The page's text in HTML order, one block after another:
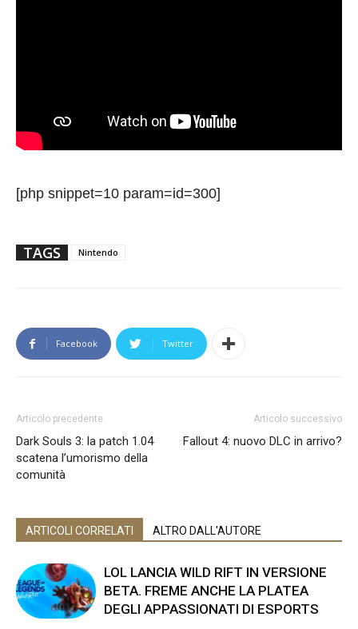
[php snippet=10 param=id=300]
TAGS Nintendo
Facebook Twitter
Articolo precedente
Dark Souls 3: la patch 1.04
scatena l’umorismo della
comunità
Articolo successivo
Fallout 4: nuovo DLC in arrivo?
ARTICOLI CORRELATI ALTRO DALL'AUTORE
LOL LANCIA WILD RIFT IN VERSIONE
BETA. FREME ANCHE LA PLATEA
DEGLI APPASSIONATI DI ESPORTS